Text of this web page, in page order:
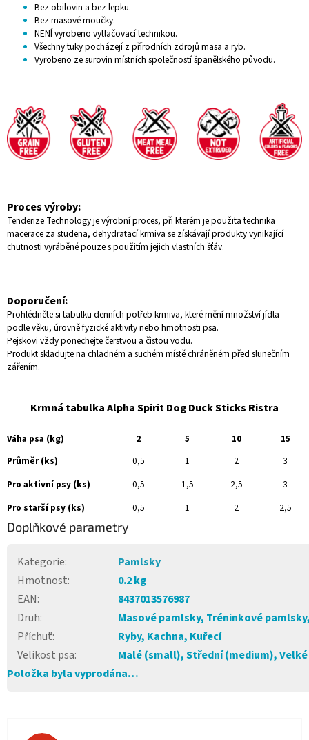
Bez obilovin a bez lepku.
Bez masové moučky.
NENÍ vyrobeno vytlačovací technikou.
Všechny tuky pocházejí z přírodních zdrojů masa a ryb.
Vyrobeno ze surovin místních společností španělského původu.
Proces výroby:
Tenderize Technology je výrobní proces, při kterém je použita technika ​​
macerace za studena, dehydratací krmiva se získávají produkty vynikající
chutnosti vyráběné pouze s použitím jejich vlastních šťáv.
Doporučení:
Prohlédněte si tabulku denních potřeb krmiva, které mění množství jídla
podle věku, úrovně fyzické aktivity nebo hmotnosti psa.
Pejskovi vždy ponechejte čerstvou a čistou vodu.
Produkt skladujte na chladném a suchém místě chráněném před slunečním
zářením.
Krmná tabulka Alpha Spirit Dog Duck Sticks Ristra
Váha psa (kg) 2 5 10
15
Průměr (ks)
0,5 1 2
3
Pro aktivní psy (ks)
0,5 1,5 2,5
3
Pro starší psy (ks)
0,5 1 2 2,5
Doplňkové parametry
Kategorie:
Pamlsky
Hmotnost:
0.2 kg
EAN:
8437013576987
Druh:
Masové pamlsky, Tréninkové
Příchuť:
Ryby, Kachna, Kuřecí
Velikost psa:
Malé (small), Střední (medium),
Položka byla vyprodána…